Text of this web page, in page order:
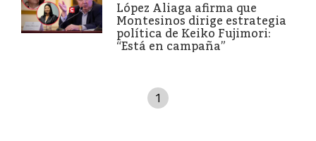
López Aliaga afirma que
Montesinos dirige estrategia
política de Keiko Fujimori:
“Está en campaña”
1